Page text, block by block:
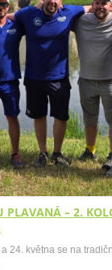
PLAVANÁ – 2.
24. května se na